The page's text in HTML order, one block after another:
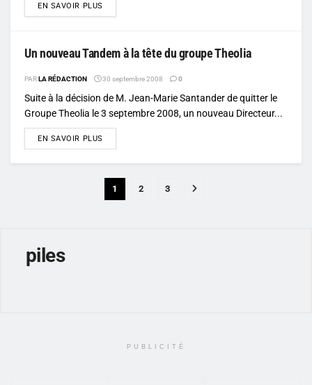
EN SAVOIR PLUS
Un nouveau Tandem à la tête du groupe Theolia
PARLA RÉDACTION 30 septembre 2008 0
Suite à la décision de M. Jean-Marie Santander de quitter le
Groupe Theolia le 3 septembre 2008, un nouveau Directeur...
EN SAVOIR PLUS
1 2 3
piles
PUBLICITÉ